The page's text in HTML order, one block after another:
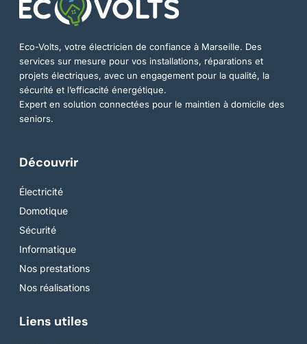
Eco-Volts, votre électricien de confiance à Marseille. Des
services sur mesure pour vos installations, réparations et
projets électriques, avec un engagement pour la qualité, la
sécurité et l’efficacité énergétique.
Expert en solution connectées pour le maintien à domicile des
seniors.
Découvrir
Électricité
Domotique
Sécurité
Informatique
Nos prestations
Nos réalisations
Liens utiles